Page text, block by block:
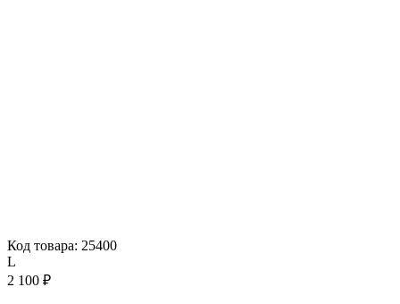
Код товара: 25400
L
2 100 ₽